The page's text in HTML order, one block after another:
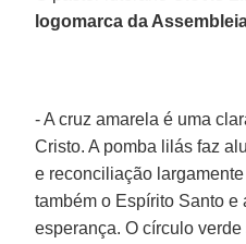
logomarca da
- A cruz amarela é uma
Cristo. A pomba lilás faz
e reconciliação
também o Espírito Santo
esperança. O círculo verde